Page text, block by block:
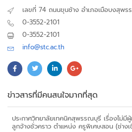
เลขที่ 74 ถนนขุนช้าง อำเภอเมือบงสุ
0-3552-2101
0-3552-2101
info@stc.ac.th
ข่าวสารที่มีคนสนใจมากที่สุด
ประกาศวิทยาลัยเทคนิคสุพรรณบุรี เรื่องไม่มี
ลูกจ้างชั่วคราว ตำแหน่ง ครูพิเศษสอน (ช่างเ